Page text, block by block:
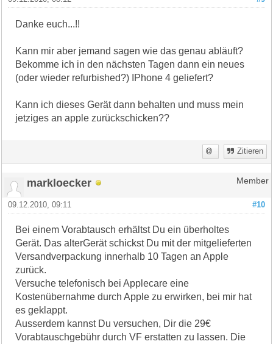
Danke euch...!!
Kann mir aber jemand sagen wie das genau abläuft?
Bekomme ich in den nächsten Tagen dann ein neues
(oder wieder refurbished?) IPhone 4 geliefert?
Kann ich dieses Gerät dann behalten und muss mein
jetziges an apple zurückschicken??
Zitieren
markloecker Member
#10
09.12.2010, 09:11
Bei einem Vorabtausch erhältst Du ein überholtes
Gerät. Das alterGerät schickst Du mit der mitgelieferten
Versandverpackung innerhalb 10 Tagen an Apple
zurück.
Versuche telefonisch bei Applecare eine
Kostenübernahme durch Apple zu erwirken, bei mir hat
es geklappt.
Ausserdem kannst Du versuchen, Dir die 29€
Vorabtauschgebühr durch VF erstatten zu lassen. Die